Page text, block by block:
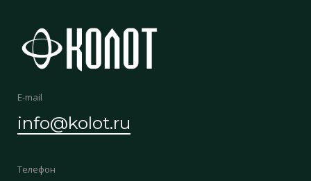
Телефон
info@kolot.ru
E-mail